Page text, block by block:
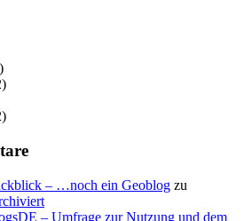
– …noch ein Geoblog zu
– Umfrage zur Nutzung und dem